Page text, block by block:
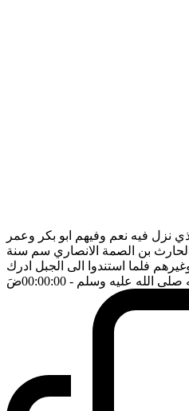
نزل فيه نعم وفيهم ابو بكر وعمر
بن الصمة الانصاري سم سنة
فلما استندوا الى الجبل ادرك
صلى الله عليه وسلم - 00:00:00 ضَ